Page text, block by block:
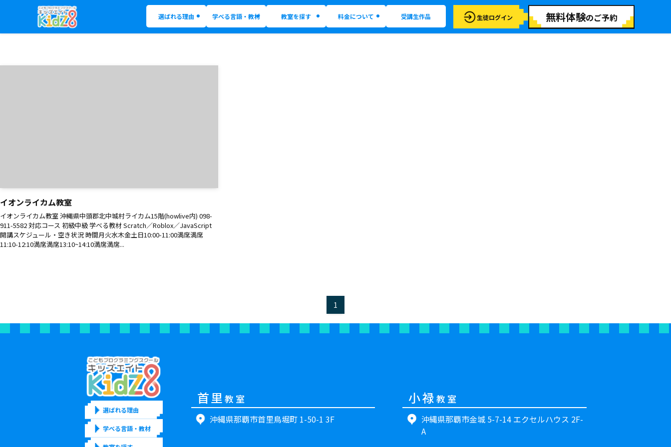
選ばれる理由 学べる言語・教材 教室を探す 料金について 受講生作品 生徒ログイン 無料体験のご予約
イオンライカム教室
イオンライカム教室 沖縄県中頭郡北中城村ライカム15階(howlive内) 098-
911-5582 対応コース 初級中級 学べる教材 Scratch／Roblox／JavaScript
開講スケジュール・空き状況 時間月火水木金土日10:00-11:00満席満席
11:10-12:10満席満席13:10~14:10満席満席...
1
選ばれる理由
学べる言語・教材
首里教室
沖縄県那覇市首里鳥堀町 1-50-1 3F
小禄教室
沖縄県那覇市金城 5-7-14 エクセルハウス 2F-
A